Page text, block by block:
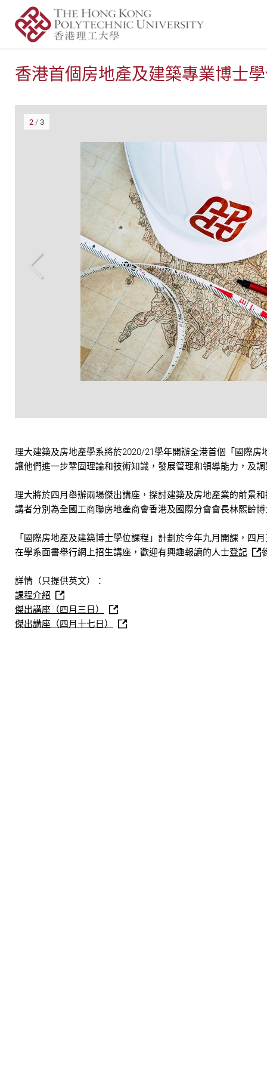
香港首個房地產及建築專業博士
2 / 3
理大建築及房地產學系將於2020/21學年開辦全港首個「國際
讓他們進一步鞏固理論和技術知識，發展管理和領導能力，及
理大將於四月舉辦兩場傑出講座，探討建築及房地產業的前景
講者分別為全國工商聯房地產商會香港及國際分會會長林熙齡
「國際房地產及建築博士學位課程」計劃於今年九月開課，四
在學系面書舉行網上招生講座，歡迎有興趣報讀的人士登記
詳情（只提供英文）：
課程介紹
傑出講座（四月三日）
傑出講座（四月十七日）